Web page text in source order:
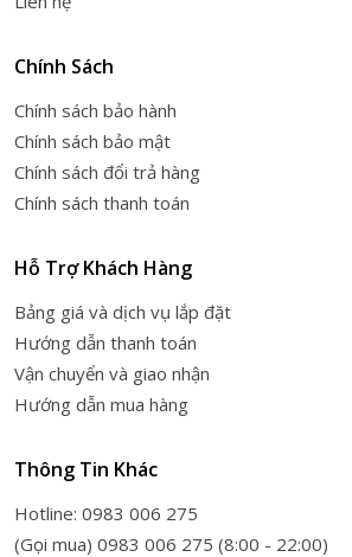
Chính Sách
Chính sách bảo hành
Chính sách bảo mật
Chính sách đổi trả hàng
Chính sách thanh toán
Hỗ Trợ Khách Hàng
Bảng giá và dịch vụ lắp đặt
Hướng dẫn thanh toán
Vận chuyển và giao nhận
Hướng dẫn mua hàng
Thông Tin Khác
Hotline: 0983 006 275
(Gọi mua) 0983 006 275 (8:00 - 22:00)